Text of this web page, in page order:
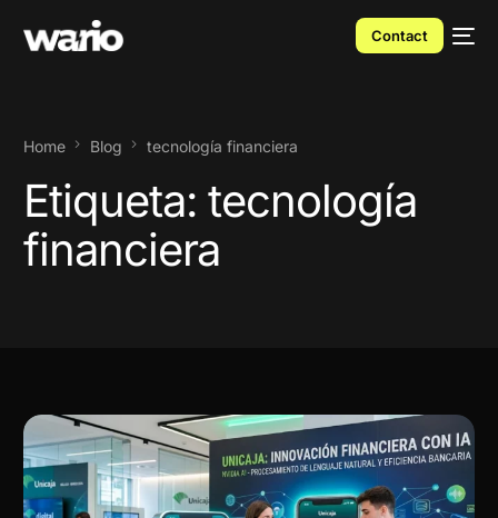
Contact
Home Blog tecnología financiera
Etiqueta:tecnología
financiera